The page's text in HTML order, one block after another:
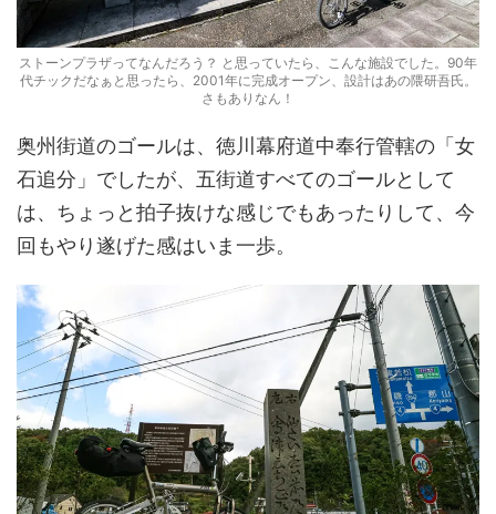
ストーンプラザってなんだろう？ と思っていたら、こんな施設でした。90年
代チックだなぁと思ったら、2001年に完成オープン、設計はあの隈研吾氏。
さもありなん！
奥州街道のゴールは、徳川幕府道中奉行管轄の「女
石追分」でしたが、五街道すべてのゴールとして
は、ちょっと拍子抜けな感じでもあったりして、今
回もやり遂げた感はいま一歩。